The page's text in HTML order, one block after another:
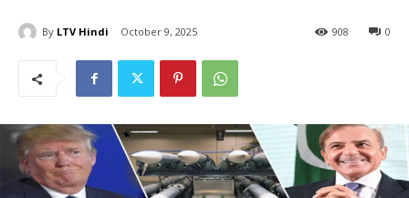
By LTV Hindi October 9, 2025 0
908